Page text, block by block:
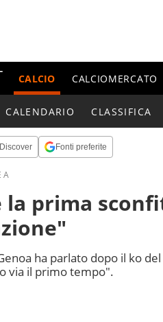
CALCIO CALCIOMERCATO
CALENDARIO CLASSIFICA
Fonti preferite
A
la prima
ha parlato dopo il ko
via il primo tempo".